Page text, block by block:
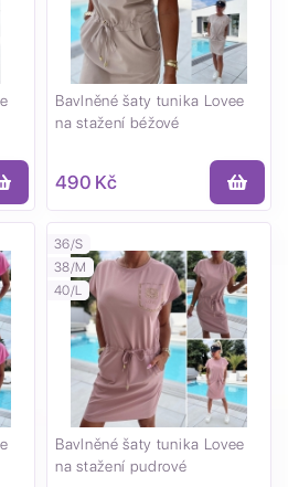
Bavlněné šaty tunika Lovee
na stažení béžové
490 Kč
36/S
38/M
40/L
Bavlněné šaty tunika Lovee
na stažení pudrové